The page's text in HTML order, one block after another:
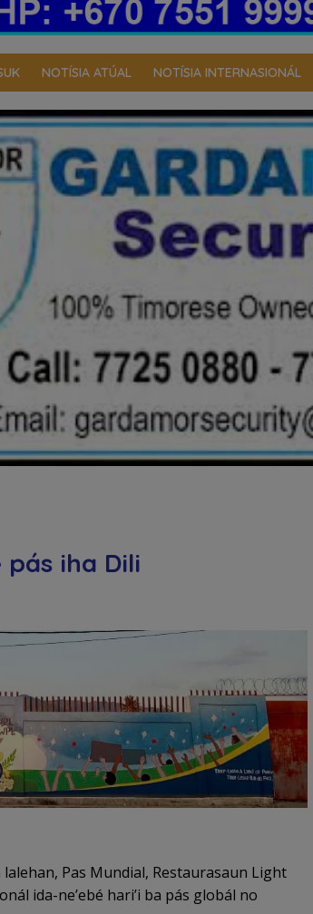
NOTÍSIA ATÚAL NOTÍSIA INTERNASIONÁL
pás iha Dili
Pas Mundial, Restaurasaun Light
ida-ne’ebé hari’i ba pás globál no